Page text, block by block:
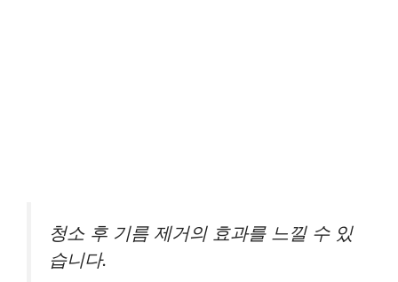
청소 후 기름 제거의 효과를 느낄 수 있
습니다.